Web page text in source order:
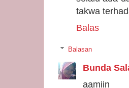
takwa
Balas
Balasan
Bunda
aamiin